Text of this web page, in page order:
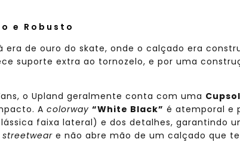
e Robusto
era de ouro do skate, onde o calçado era
suporte extra ao tornozelo, e por uma
o Upland geralmente conta com uma
A colorway “White Black” é atemporal e
faixa lateral) e dos detalhes, garantindo
streetwear e não abre mão de um calçado que